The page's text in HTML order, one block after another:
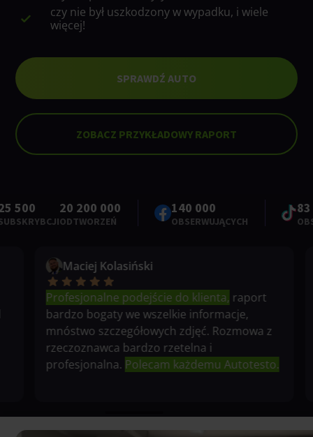
czy nie był uszkodzony w wypadku, i wiele
więcej!
SPRAWDŹ AUTO
ZOBACZ PRZYKŁADOWY RAPORT
20 200 000
ODTWORZEŃ
140 000
OBSERWUJĄCYCH
83 700
Maciej Kolasiński
Profesjonalne podejście do klienta, raport
bardzo bogaty we wszelkie informacje,
mnóstwo szczegółowych zdjęć. Rozmowa z
rzeczoznawca bardzo rzetelna i
profesjonalna. Polecam każdemu Autotesto.